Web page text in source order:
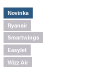
Novinka
Ryanair
Smartwings
EasyJet
Wizz Air